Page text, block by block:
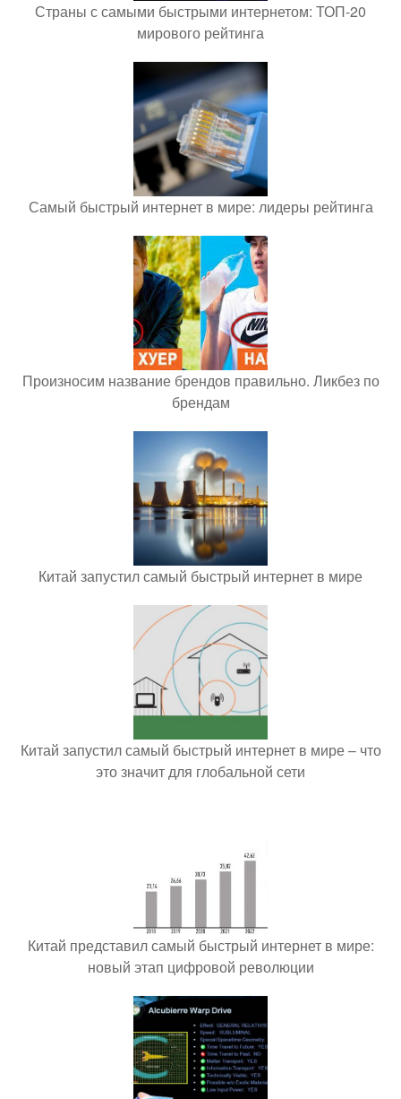
Страны с самыми быстрыми интернетом: ТОП-20
мирового рейтинга
Самый быстрый интернет в мире: лидеры рейтинга
Произносим название брендов правильно. Ликбез по
брендам
Китай запустил самый быстрый интернет в мире
Китай запустил самый быстрый интернет в мире – что
это значит для глобальной сети
Китай представил самый быстрый интернет в мире:
новый этап цифровой революции